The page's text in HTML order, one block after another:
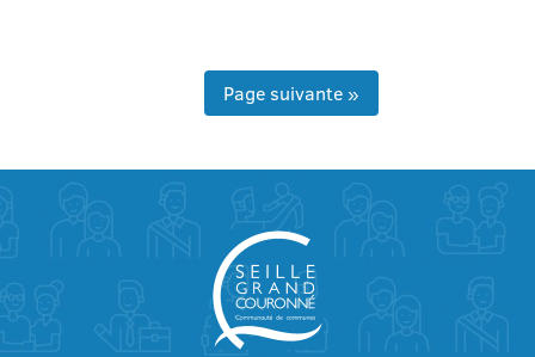
Page suivante »